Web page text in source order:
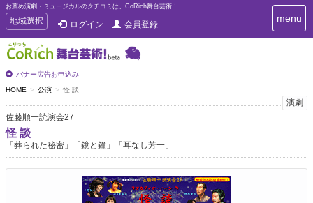
お薦め演劇・ミュージカルのクチコミは、CoRich舞台芸術！
T
o
g
g
e
n
a
v
i
g
地域選択 ログイン 会員登録
バナー広告お申込み
T
o
g
a
menu
HOME 公演 怪 談
演劇
佐藤順一読演会27
怪 談
「葬られた秘密」「鏡と鐘」「耳なし芳一」